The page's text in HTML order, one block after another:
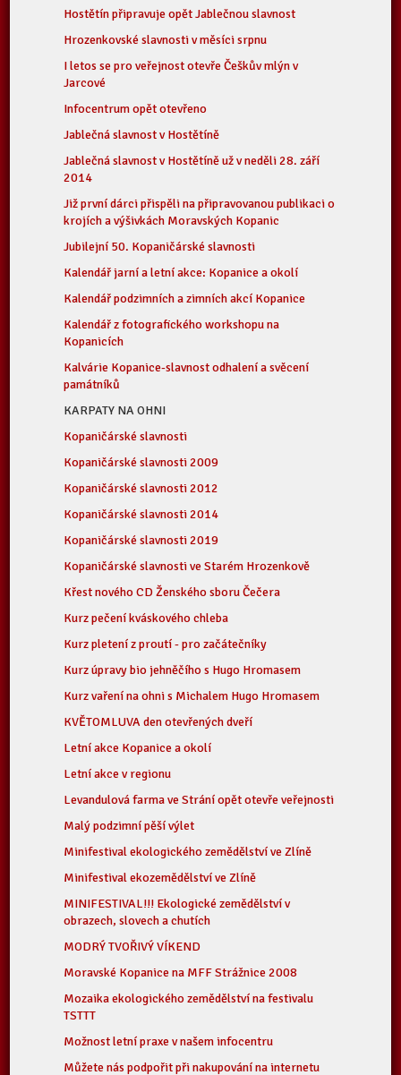
Hostětín připravuje opět Jablečnou slavnost
Hrozenkovské slavnosti v měsíci srpnu
I letos se pro veřejnost otevře Češkův mlýn v
Jarcové
Infocentrum opět otevřeno
Jablečná slavnost v Hostětíně
Jablečná slavnost v Hostětíně už v neděli 28. září
2014
Již první dárci přispěli na připravovanou publikaci o
krojích a výšivkách Moravských Kopanic
Jubilejní 50. Kopaničárské slavnosti
Kalendář jarní a letní akce: Kopanice a okolí
Kalendář podzimních a zimních akcí Kopanice
Kalendář z fotografického workshopu na
Kopanicích
Kalvárie Kopanice-slavnost odhalení a svěcení
památníků
KARPATY NA OHNI
Kopaničárské slavnosti
Kopaničárské slavnosti 2009
Kopaničárské slavnosti 2012
Kopaničárské slavnosti 2014
Kopaničárské slavnosti 2019
Kopaničárské slavnosti ve Starém Hrozenkově
Křest nového CD Ženského sboru Čečera
Kurz pečení kváskového chleba
Kurz pletení z proutí - pro začátečníky
Kurz úpravy bio jehněčího s Hugo Hromasem
Kurz vaření na ohni s Michalem Hugo Hromasem
KVĚTOMLUVA den otevřených dveří
Letní akce Kopanice a okolí
Letní akce v regionu
Levandulová farma ve Strání opět otevře veřejnosti
Malý podzimní pěší výlet
Minifestival ekologického zemědělství ve Zlíně
Minifestival ekozemědělství ve Zlíně
MINIFESTIVAL!!! Ekologické zemědělství v
obrazech, slovech a chutích
MODRÝ TVOŘIVÝ VÍKEND
Moravské Kopanice na MFF Strážnice 2008
Mozaika ekologického zemědělství na festivalu
TSTTT
Možnost letní praxe v našem infocentru
Můžete nás podpořit při nakupování na internetu